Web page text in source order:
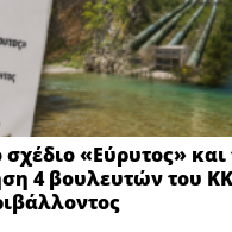
«Εύρυτος» και
4 βουλευτών του